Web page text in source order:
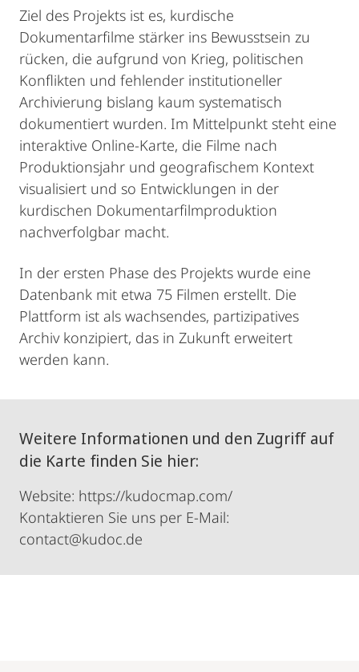
Ziel des Projekts ist es, kurdische
Dokumentarfilme stärker ins Bewusstsein zu
rücken, die aufgrund von Krieg, politischen
Konflikten und fehlender institutioneller
Archivierung bislang kaum systematisch
dokumentiert wurden. Im Mittelpunkt steht eine
interaktive Online-Karte, die Filme nach
Produktionsjahr und geografischem Kontext
visualisiert und so Entwicklungen in der
kurdischen Dokumentarfilmproduktion
nachverfolgbar macht.
In der ersten Phase des Projekts wurde eine
Datenbank mit etwa 75 Filmen erstellt. Die
Plattform ist als wachsendes, partizipatives
Archiv konzipiert, das in Zukunft erweitert
werden kann.
Weitere Informationen und den Zugriff auf
die Karte finden Sie hier:
Website: https://kudocmap.com/
Kontaktieren Sie uns per E-Mail:
contact@kudoc.de